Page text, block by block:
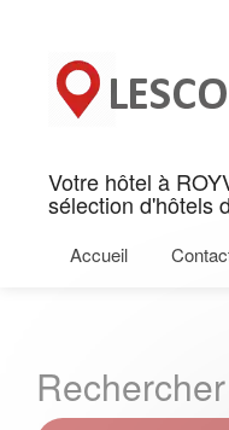
Votre hôtel à
sélection d'hôtels
Accueil